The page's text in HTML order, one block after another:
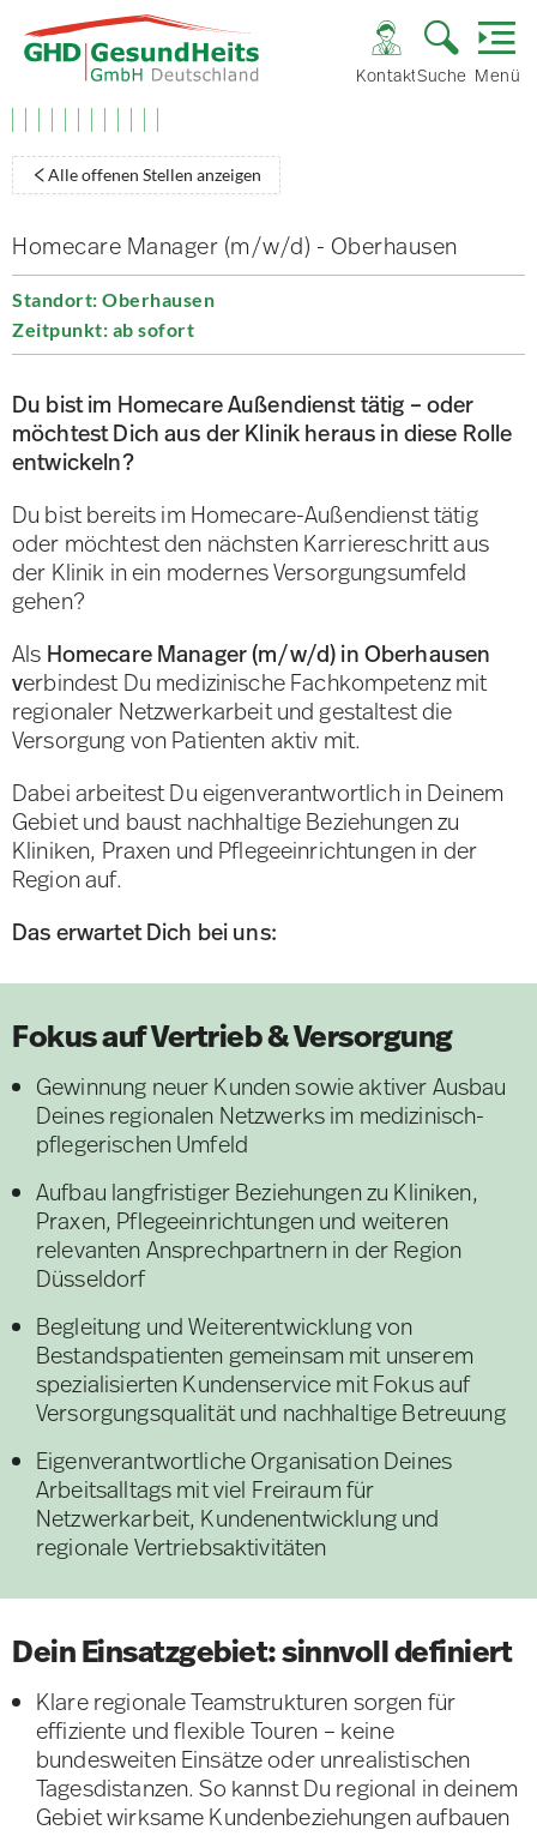
KontaktSuche Menü
Alle offenen Stellen anzeigen
Homecare Manager (m/w/d) - Oberhausen
Standort: Oberhausen
Zeitpunkt: ab sofort
Du bist im Homecare Außendienst tätig – oder
möchtest Dich aus der Klinik heraus in diese Rolle
entwickeln?
Du bist bereits im Homecare-Außendienst tätig
oder möchtest den nächsten Karriereschritt aus
der Klinik in ein modernes Versorgungsumfeld
gehen?
Als Homecare Manager (m/w/d) in Oberhausen
verbindest Du medizinische Fachkompetenz mit
regionaler Netzwerkarbeit und gestaltest die
Versorgung von Patienten aktiv mit.
Dabei arbeitest Du eigenverantwortlich in Deinem
Gebiet und baust nachhaltige Beziehungen zu
Kliniken, Praxen und Pflegeeinrichtungen in der
Region auf.
Das erwartet Dich bei uns:
Fokus auf Vertrieb & Versorgung
Gewinnung neuer Kunden sowie aktiver Ausbau
Deines regionalen Netzwerks im medizinisch-
pflegerischen Umfeld
Aufbau langfristiger Beziehungen zu Kliniken,
Praxen, Pflegeeinrichtungen und weiteren
relevanten Ansprechpartnern in der Region
Düsseldorf
Begleitung und Weiterentwicklung von
Bestandspatienten gemeinsam mit unserem
spezialisierten Kundenservice mit Fokus auf
Versorgungsqualität und nachhaltige Betreuung
Eigenverantwortliche Organisation Deines
Arbeitsalltags mit viel Freiraum für
Netzwerkarbeit, Kundenentwicklung und
regionale Vertriebsaktivitäten
Dein Einsatzgebiet: sinnvoll definiert
Klare regionale Teamstrukturen sorgen für
effiziente und flexible Touren – keine
bundesweiten Einsätze oder unrealistischen
Tagesdistanzen. So kannst Du regional in deinem
Gebiet wirksame Kundenbeziehungen aufbauen